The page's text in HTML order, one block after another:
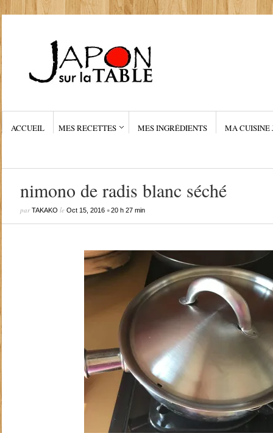
ACCUEIL MES RECETTES MES INGRÉDIENTS MA CUISINE
nimono de radis blanc séché
parTAKAKO le Oct 15, 2016•20 h 27 min